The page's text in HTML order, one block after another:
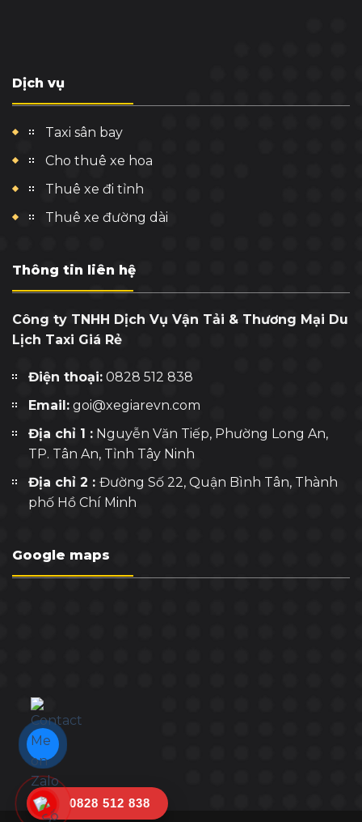
Dịch vụ
Taxi sân bay
Cho thuê xe hoa
Thuê xe đi tỉnh
Thuê xe đường dài
Thông tin liên hệ
Công ty TNHH Dịch Vụ Vận Tải & Thương Mại Du
Lịch Taxi Giá Rẻ
Điện thoại: 0828 512 838
Email: goi@xegiarevn.com
Địa chỉ 1 : Nguyễn Văn Tiếp, Phường Long An,
TP. Tân An, Tỉnh Tây Ninh
Địa chỉ 2 : Đường Số 22, Quận Bình Tân, Thành
phố Hồ Chí Minh
Google maps
0828 512 838